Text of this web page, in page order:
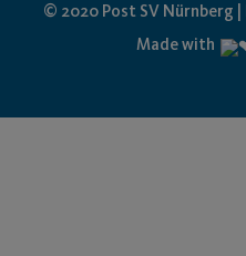
© 2020 Post SV Nürnberg
Made with